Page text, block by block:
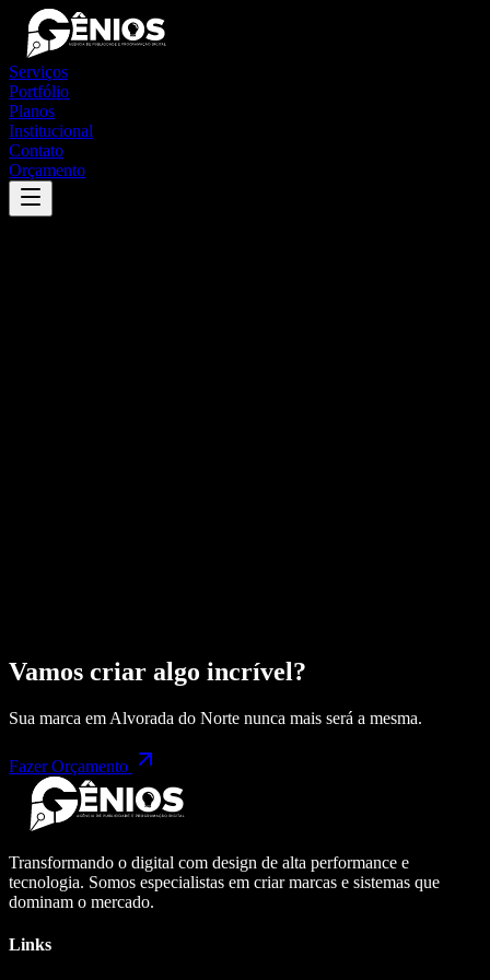
Serviços
Portfólio
Planos
Institucional
Contato
Orçamento
Vamos criar algo incrível?
Sua marca em Alvorada do Norte nunca mais será a mesma.
Fazer Orçamento
Transformando o digital com design de alta performance e
tecnologia. Somos especialistas em criar marcas e sistemas que
dominam o mercado.
Links